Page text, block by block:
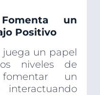
un
Positivo
un papel
niveles de
un